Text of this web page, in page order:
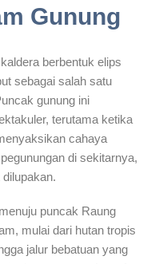
Gunung
berbentuk elips
sebagai salah satu
gunung ini
terutama ketika
cahaya
di sekitarnya,
puncak Raung
mulai dari hutan tropis
jalur bebatuan yang